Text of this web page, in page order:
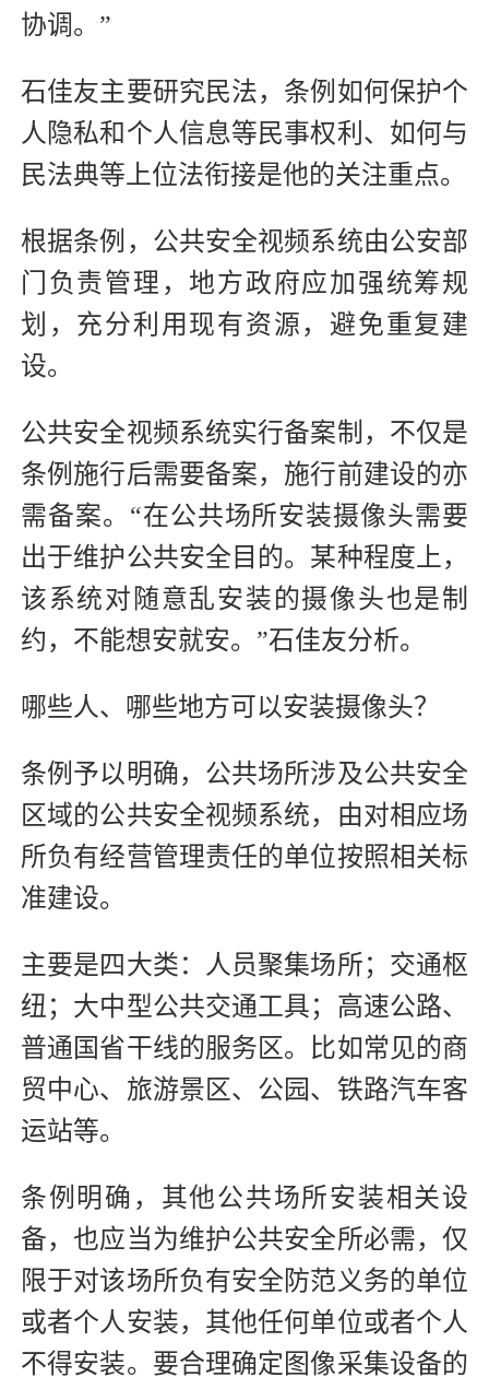
协调。”
石佳友主要研究民法，条例如何保护个
人隐私和个人信息等民事权利、如何与
民法典等上位法衔接是他的关注重点。
根据条例，公共安全视频系统由公安部
门负责管理，地方政府应加强统筹规
划，充分利用现有资源，避免重复建
设。
公共安全视频系统实行备案制，不仅是
条例施行后需要备案，施行前建设的亦
需备案。“在公共场所安装摄像头需要
出于维护公共安全目的。某种程度上，
该系统对随意乱安装的摄像头也是制
约，不能想安就安。”石佳友分析。
哪些人、哪些地方可以安装摄像头？
条例予以明确，公共场所涉及公共安全
区域的公共安全视频系统，由对相应场
所负有经营管理责任的单位按照相关标
准建设。
主要是四大类：人员聚集场所；交通枢
纽；大中型公共交通工具；高速公路、
普通国省干线的服务区。比如常见的商
贸中心、旅游景区、公园、铁路汽车客
运站等。
条例明确，其他公共场所安装相关设
备，也应当为维护公共安全所必需，仅
限于对该场所负有安全防范义务的单位
或者个人安装，其他任何单位或者个人
不得安装。要合理确定图像采集设备的